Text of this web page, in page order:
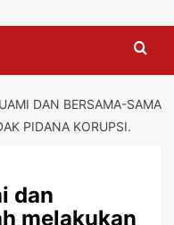
DAN BERSAMA-SAMA
PIDANA KORUPSI.
dan
melakukan